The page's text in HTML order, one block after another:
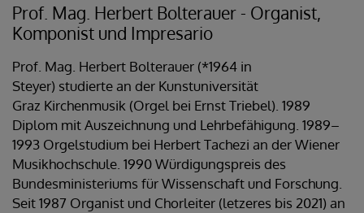
Prof. Mag. Herbert Bolterauer - Organist,
Komponist und Impresario
Prof. Mag. Herbert Bolterauer (*1964 in
Steyer) studierte an der Kunstuniversität
Graz Kirchenmusik (Orgel bei Ernst Triebel). 1989
Diplom mit Auszeichnung und Lehrbefähigung. 1989–
1993 Orgelstudium bei Herbert Tachezi an der Wiener
Musikhochschule. 1990 Würdigungspreis des
Bundesministeriums für Wissenschaft und Forschung.
Seit 1987 Organist und Chorleiter (letzeres bis 2021) an